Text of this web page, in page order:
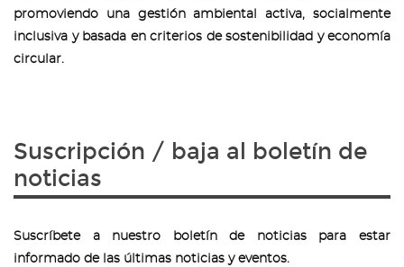
promoviendo una gestión ambiental activa, socialmente
inclusiva y basada en criterios de sostenibilidad y economía
circular.
Suscripción / baja al boletín de
noticias
Suscríbete a nuestro boletín de noticias para estar
informado de las últimas noticias y eventos.